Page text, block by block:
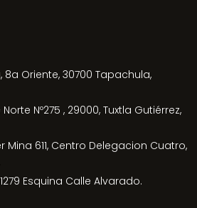
8a Oriente, 30700 Tapachula,
Nº275 , 29000, Tuxtla Gutiérrez,
Mina 611, Centro Delegacion Cuatro,
Esquina Calle Alvarado.